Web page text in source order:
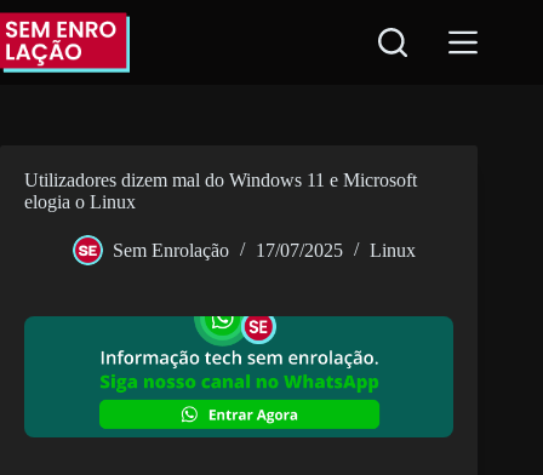
Pular
para
conteúdo
Utilizadores dizem mal do Windows 11 e Microsoft
elogia o Linux
Sem Enrolação 17/07/2025 Linux